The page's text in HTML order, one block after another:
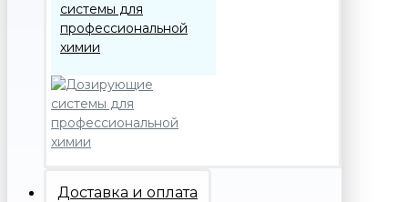
системы для
профессиональной
химии
Доставка и оплата